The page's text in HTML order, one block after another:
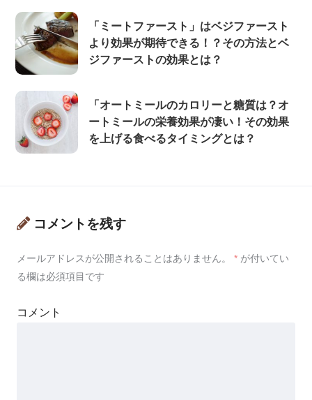
「ミートファースト」はベジファースト
より効果が期待できる！？その方法とベ
ジファーストの効果とは？
「オートミールのカロリーと糖質は？オ
ートミールの栄養効果が凄い！その効果
を上げる食べるタイミングとは？
コメントを残す
メールアドレスが公開されることはありません。 * が付いてい
る欄は必須項目です
コメント